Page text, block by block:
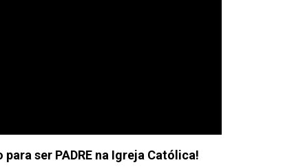
ser PADRE na Igreja Católica!